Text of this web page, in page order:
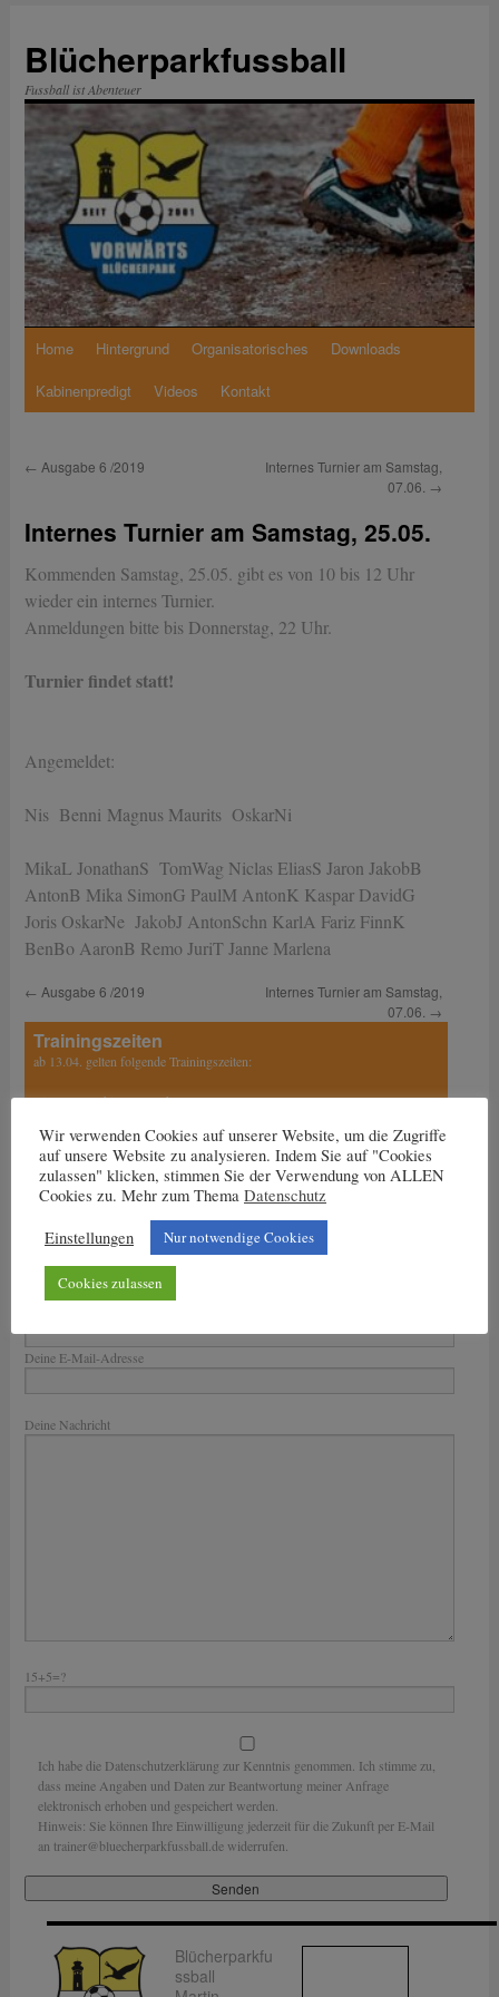
springen
Blücherparkfussball
Fussball ist Abenteuer
Home Hintergrund Organisatorisches
Downloads
Kabinenpredigt
Videos Kontakt
← Ausgabe 6 /2019
Internes Turnier am Samstag,
07.06. →
Internes Turnier am Samstag, 25.05.
Kommenden Samstag, 25.05. gibt es von 10 bis 12 Uhr
wieder ein internes Turnier.
Anmeldungen bitte bis Donnerstag, 22 Uhr.
Turnier findet statt!
Angemeldet:
Nis Benni Magnus Maurits OskarNi
MikaL JonathanS TomWag Niclas EliasS Jaron JakobB
AntonB Mika SimonG PaulM AntonK Kaspar DavidG
Joris OskarNe JakobJ AntonSchn KarlA Fariz FinnK
BenBo AaronB Remo JuriT Janne Marlena
← Ausgabe 6 /2019
Internes Turnier am Samstag,
07.06. →
Trainingszeiten
ab 13.04. gelten folgende Trainingszeiten:
Dienstag: 17 bis 18.30 Uhr
Mittwoch und Freitag:
15.30 Uhr bis 17 Uhr
17 Uhr bis 18.30 Uhr
Nachricht an den Trainer
Deine E-Mail-Adresse
Deine Nachricht
15+5=?
Ich habe die Datenschutzerklärung zur Kenntnis genommen. Ich stimme zu,
dass meine Angaben und Daten zur Beantwortung meiner Anfrage
elektronisch erhoben und gespeichert werden.
Hinweis: Sie können Ihre Einwilligung jederzeit für die Zukunft per E-Mail
an trainer@bluecherparkfussball.de widerrufen.
Blücherparkfu
ssball
Wir verwenden Cookies auf unserer Website, um die Zugriffe
auf unsere Website zu analysieren. Indem Sie auf "Cookies
zulassen" klicken, stimmen Sie der Verwendung von ALLEN
Cookies zu. Mehr zum Thema Datenschutz
Einstellungen
Nur notwendige Cookies
Cookies zulassen